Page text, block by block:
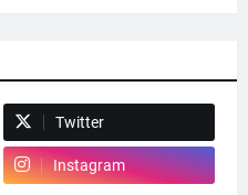
Twitter
Instagram